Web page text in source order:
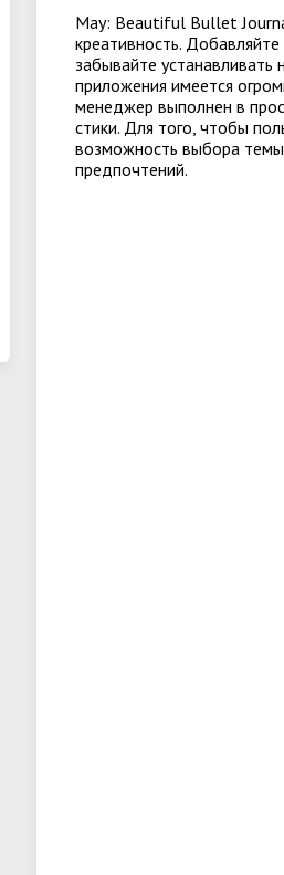
May: Beautiful Bullet
креативность.
забывайте
приложения имеется
менеджер выполнен в
стики. Для того, чтобы
возможность выбора
предпочтений.